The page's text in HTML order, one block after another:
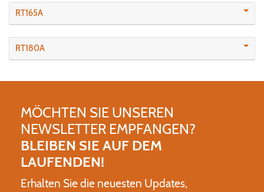
RT165A
RT180A
MÖCHTEN SIE UNSEREN
NEWSLETTER EMPFANGEN?
BLEIBEN SIE AUF DEM
LAUFENDEN!
Erhalten Sie die neuesten Updates,